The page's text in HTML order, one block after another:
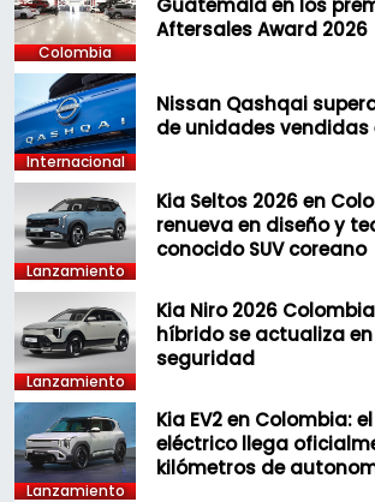
Colombia
Guatemala en los
Aftersales Award 2026
Internacional
Nissan Qashqai
de unidades vendidas
Lanzamiento
Kia Seltos 2026 en
renueva en diseño y
conocido SUV coreano
Lanzamiento
Kia Niro 2026
híbrido se actualiza
seguridad
Lanzamiento
Kia EV2 en Colombia:
eléctrico llega
kilómetros de